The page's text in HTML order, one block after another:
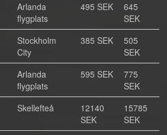
Arlanda
flygplats
495 SEK
645
SEK
Stockholm
City
385 SEK
505
SEK
Arlanda
flygplats
595 SEK
775
SEK
Skellefteå
12140
SEK
15785
SEK